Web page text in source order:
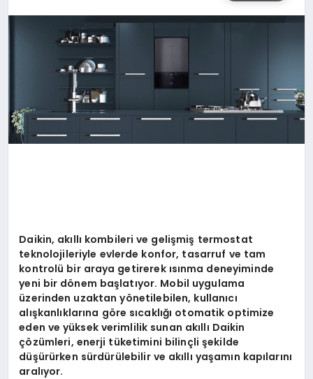
Daikin, akıllı kombileri ve gelişmiş termostat
teknolojileriyle evlerde konfor, tasarruf ve tam
kontrolü bir araya getirerek ısınma deneyiminde
yeni bir dönem başlatıyor. Mobil uygulama
üzerinden uzaktan yönetilebilen, kullanıcı
alışkanlıklarına göre sıcaklığı otomatik optimize
eden ve yüksek verimlilik sunan akıllı Daikin
çözümleri, enerji tüketimini bilinçli şekilde
düşürürken sürdürülebilir ve akıllı yaşamın kapılarını
aralıyor.